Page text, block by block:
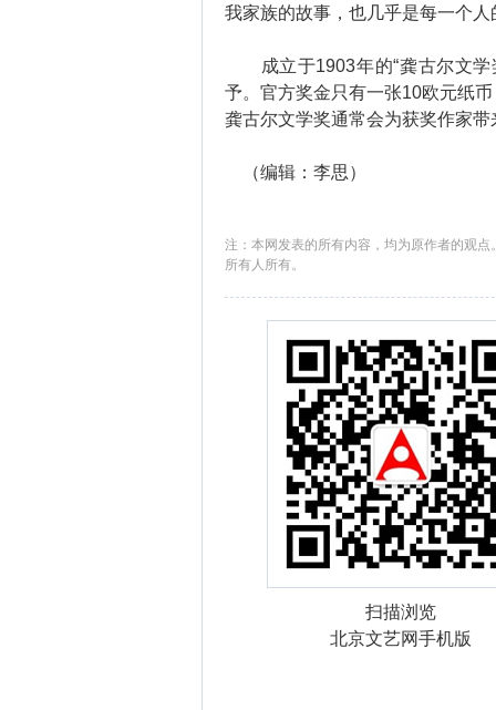
我家族的故事，也几乎是每一个
成立于1903年的“龚古尔文学
予。官方奖金只有一张10欧元纸
龚古尔文学奖通常会为获奖作家
（编辑：李思）
注：本网发表的所有内容，均为原作者的观
所有人所有。
扫描浏览
北京文艺网手机版